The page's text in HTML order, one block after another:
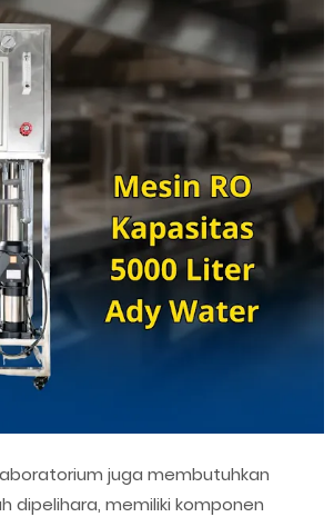
juga membutuhkan
dipelihara, memiliki komponen